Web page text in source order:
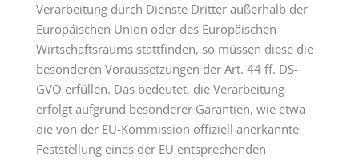
Verarbeitung durch Dienste Dritter außerhalb der
Europäischen Union oder des Europäischen
Wirtschaftsraums stattfinden, so müssen diese die
besonderen Voraussetzungen der Art. 44 ff. DS-
GVO erfüllen. Das bedeutet, die Verarbeitung
erfolgt aufgrund besonderer Garantien, wie etwa
die von der EU-Kommission offiziell anerkannte
Feststellung eines der EU entsprechenden